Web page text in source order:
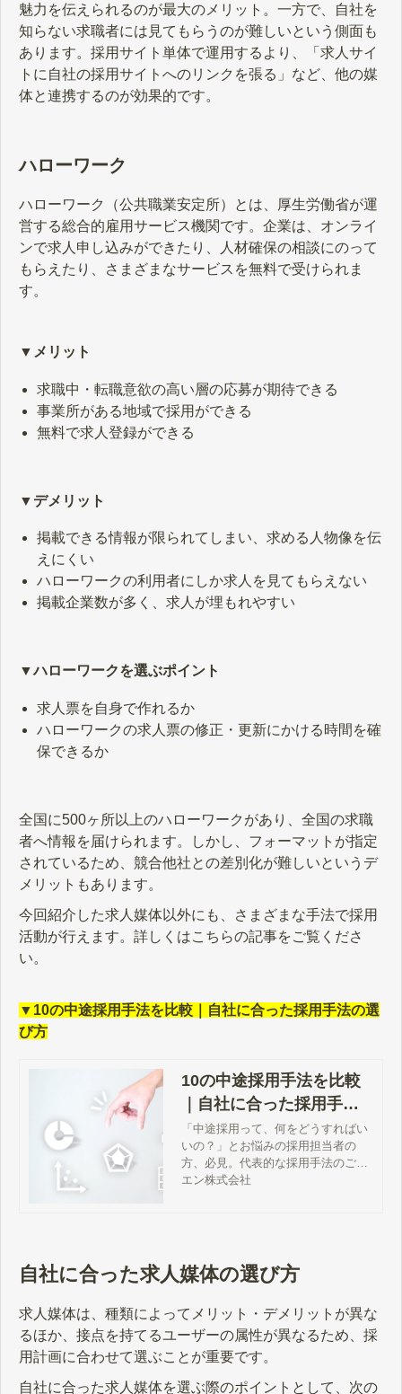
魅力を伝えられるのが最大のメリット。一方で、自社を
知らない求職者には見てもらうのが難しいという側面も
あります。採用サイト単体で運用するより、「求人サイ
トに自社の採用サイトへのリンクを張る」など、他の媒
体と連携するのが効果的です。
ハローワーク
ハローワーク（公共職業安定所）とは、厚生労働省が運
営する総合的雇用サービス機関です。企業は、オンライ
ンで求人申し込みができたり、人材確保の相談にのって
もらえたり、さまざまなサービスを無料で受けられま
す。
▼メリット
求職中・転職意欲の高い層の応募が期待できる
事業所がある地域で採用ができる
無料で求人登録ができる
▼デメリット
掲載できる情報が限られてしまい、求める人物像を伝
えにくい
ハローワークの利用者にしか求人を見てもらえない
掲載企業数が多く、求人が埋もれやすい
▼ハローワークを選ぶポイント
求人票を自身で作れるか
ハローワークの求人票の修正・更新にかける時間を確
保できるか
全国に500ヶ所以上のハローワークがあり、全国の求職
者へ情報を届けられます。しかし、フォーマットが指定
されているため、競合他社との差別化が難しいというデ
メリットもあります。
今回紹介した求人媒体以外にも、さまざまな手法で採用
活動が行えます。詳しくはこちらの記事をご覧くださ
い。
▼10の中途採用手法を比較｜自社に合った採用手法の選
び方
10の中途採用手法を比較
｜自社に合った採用手法
の選び方 - エン転職｜【公
式】企業様向けサイト
「中途採用って、何をどうすればい
いの？」とお悩みの採用担当者の
方、必見。代表的な採用手法のご紹
介、効果的な採用手法の組み合わせ
エン株式会社
自社に合った求人媒体の選び方
求人媒体は、種類によってメリット・デメリットが異な
るほか、接点を持てるユーザーの属性が異なるため、採
用計画に合わせて選ぶことが重要です。
自社に合った求人媒体を選ぶ際のポイントとして、次の